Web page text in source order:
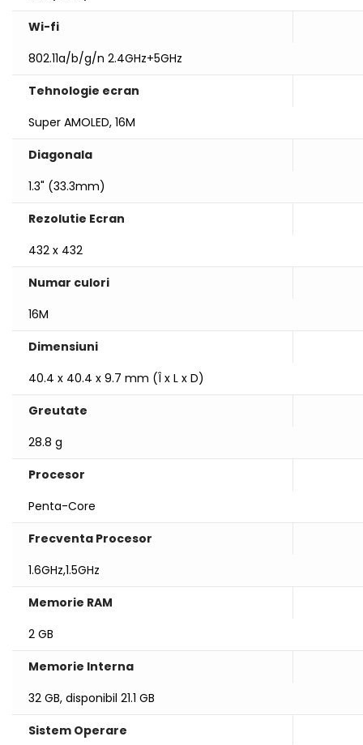
Wi-fi
802.11a/b/g/n 2.4GHz+5GHz
Tehnologie ecran
Super AMOLED, 16M
Diagonala
1.3" (33.3mm)
Rezolutie Ecran
432 x 432
Numar culori
16M
Dimensiuni
40.4 x 40.4 x 9.7 mm (Î x L x D)
Greutate
28.8 g
Procesor
Penta-Core
Frecventa Procesor
1.6GHz,1.5GHz
Memorie RAM
2 GB
Memorie Interna
32 GB, disponibil 21.1 GB
Sistem Operare